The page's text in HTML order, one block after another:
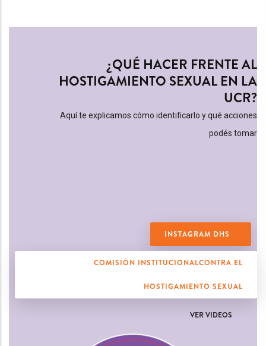
¿QUÉ HACER FRENTE AL
HOSTIGAMIENTO SEXUAL EN LA
UCR?
Aquí te explicamos cómo identificarlo y qué acciones
podés tomar
INSTAGRAM DHS
COMISIÓN INSTITUCIONALCONTRA EL
HOSTIGAMIENTO SEXUAL
VER VIDEOS